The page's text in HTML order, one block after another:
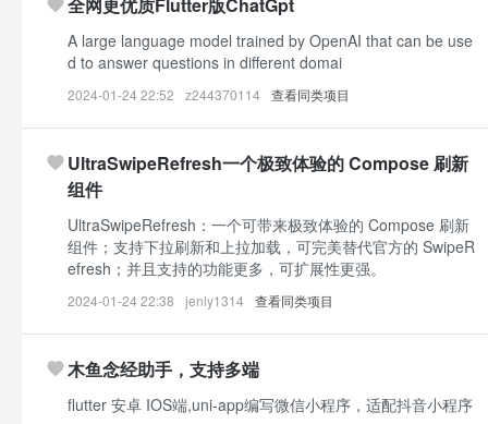
A large language model trained by OpenAI that can be use
d to answer questions in different domai
2024-01-24 22:52 z244370114 查看同类项目
UltraSwipeRefresh一个极致体验的 Compose 刷新
组件
UltraSwipeRefresh：一个可带来极致体验的 Compose 刷新
组件；支持下拉刷新和上拉加载，可完美替代官方的 SwipeR
efresh；并且支持的功能更多，可扩展性更强。
2024-01-24 22:38 jenly1314 查看同类项目
木鱼念经助手，支持多端
flutter 安卓 IOS端,uni-app编写微信小程序，适配抖音小程序